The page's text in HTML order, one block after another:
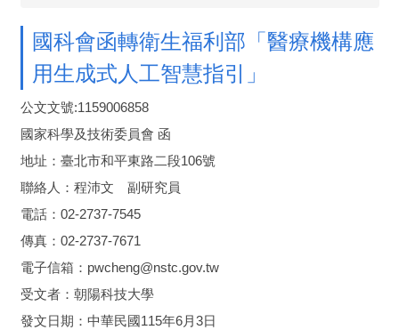
國科會函轉衛生福利部「醫療機構應
用生成式人工智慧指引」
公文文號:1159006858
國家科學及技術委員會 函
地址：臺北市和平東路二段106號
聯絡人：程沛文 副研究員
電話：02-2737-7545
傳真：02-2737-7671
電子信箱：pwcheng@nstc.gov.tw
受文者：朝陽科技大學
發文日期：中華民國115年6月3日